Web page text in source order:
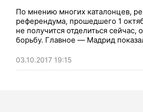
По мнению многих каталонцев,
референдума, прошедшего 1
не получится отделиться сейчас,
борьбу. Главное — Мадрид
03.10.2017 19:15